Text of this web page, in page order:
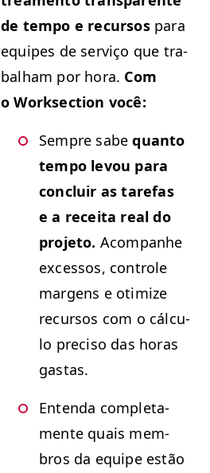
de tem­po e recur­sospara
equipes de serviço que tra­
bal­ham por hora. Com
o Work­sec­tion você:
Sem­pre sabequan­to
tem­po lev­ou para
con­cluir as tare­fas
e a recei­ta real do
pro­je­to. Acom­pan­he
exces­sos, con­t­role
mar­gens e otimize
recur­sos com o cál­cu­
lo pre­ciso das horas
gastas.
Enten­da com­ple­ta­
mente quais mem­
bros da equipe estão